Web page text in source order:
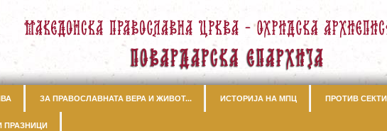
ЗА ПРАВОСЛАВНАТА ВЕРА И ЖИВОТ... ИСТОРИЈА НА МПЦ ПРОТИВ
ПРАЗНИЦИ